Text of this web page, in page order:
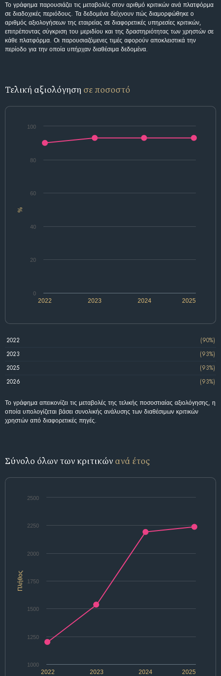
Το γράφημα παρουσιάζει τις μεταβολές στον αριθμό κριτικών ανά πλατφόρμα
σε διαδοχικές περιόδους. Τα δεδομένα δείχνουν πώς διαμορφώθηκε ο
αριθμός αξιολογήσεων της εταιρείας σε διαφορετικές υπηρεσίες κριτικών,
επιτρέποντας σύγκριση του μεριδίου και της δραστηριότητας των χρηστών σε
κάθε πλατφόρμα. Οι παρουσιαζόμενες τιμές αφορούν αποκλειστικά την
περίοδο για την οποία υπήρχαν διαθέσιμα δεδομένα.
Τελική αξιολόγηση σε ποσοστό
%
2022 2024
2023 2025
0
20
40
60
80
100
2022
(90%)
2023
(93%)
2025
(93%)
2026
(93%)
Το γράφημα απεικονίζει τις μεταβολές της τελικής ποσοστιαίας αξιολόγησης, η
οποία υπολογίζεται βάσει συνολικής ανάλυσης των διαθέσιμων κριτικών
χρηστών από διαφορετικές πηγές.
Σύνολο όλων των κριτικών ανά έτος
Πλήθος
2022 2024
2023 2025
1000
1250
1500
1750
2000
2250
2500